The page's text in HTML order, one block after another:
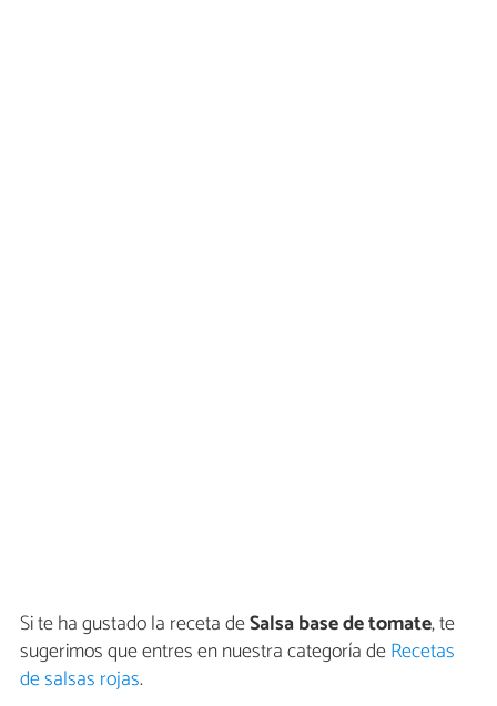
Si te ha gustado la receta deSalsa base de tomate, te
sugerimos que entres en nuestra categoría deRecetas
de salsas rojas.